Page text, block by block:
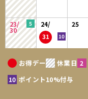
23/
30
24/
31
25
お得デー 休業日
ポイント10%付与